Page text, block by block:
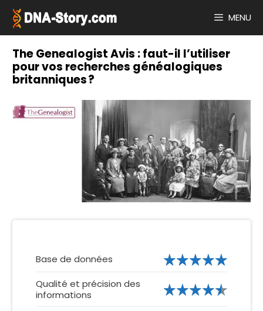
contenu
MENU
The Genealogist Avis : faut-il l’utiliser
pour vos recherches généalogiques
britanniques ?
Base de données
Qualité et précision des
informations